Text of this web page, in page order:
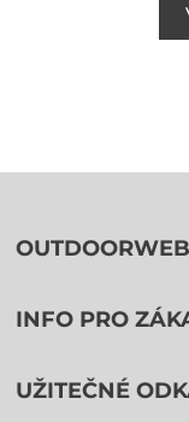
OUTDOORWEB
INFO PRO
UŽITEČNÉ